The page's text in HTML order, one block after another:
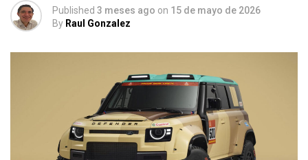
Published 3 meses ago on 15 de mayo de 2026
By Raul Gonzalez